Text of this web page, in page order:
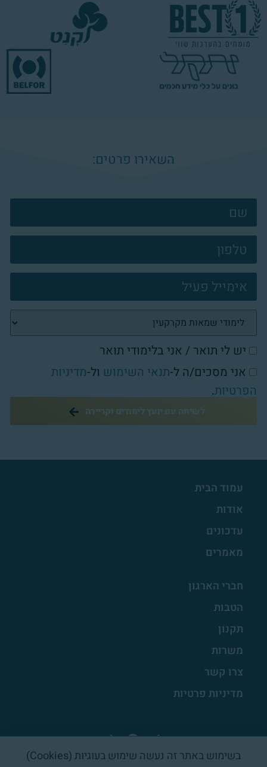
השאירו פרטים:
צרו
קשר
פוטר
יש לי תואר / אני בלימודי תואר
אני מסכים/ה ל-תנאי השימוש ול-מדיניות
הפרטיות.
לשיחה עם יועץ לימודים וקריירה
עמוד הבית
אודות
עדכונים
מאמרים
חברי הארגון
הטבות
תקנון
משרות
צרו קשר
מדיניות פרטיות
בשימוש באתר זה נעשה שימוש בעוגיות (Cookies)